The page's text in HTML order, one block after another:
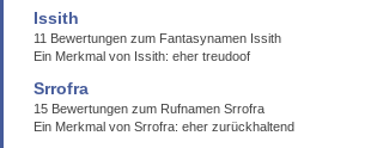
Issith
11 Bewertungen zum Fantasynamen Issith
Ein Merkmal von Issith: eher treudoof
Srrofra
15 Bewertungen zum Rufnamen Srrofra
Ein Merkmal von Srrofra: eher zurückhaltend